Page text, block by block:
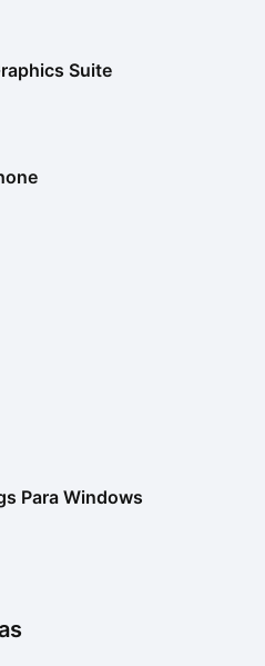
Suite
Para Windows